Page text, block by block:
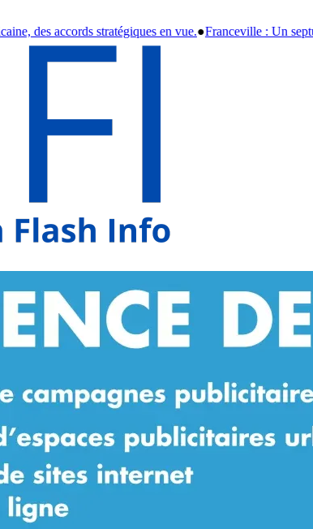
● Franceville : Un septuagénaire retrouvé sans vie,